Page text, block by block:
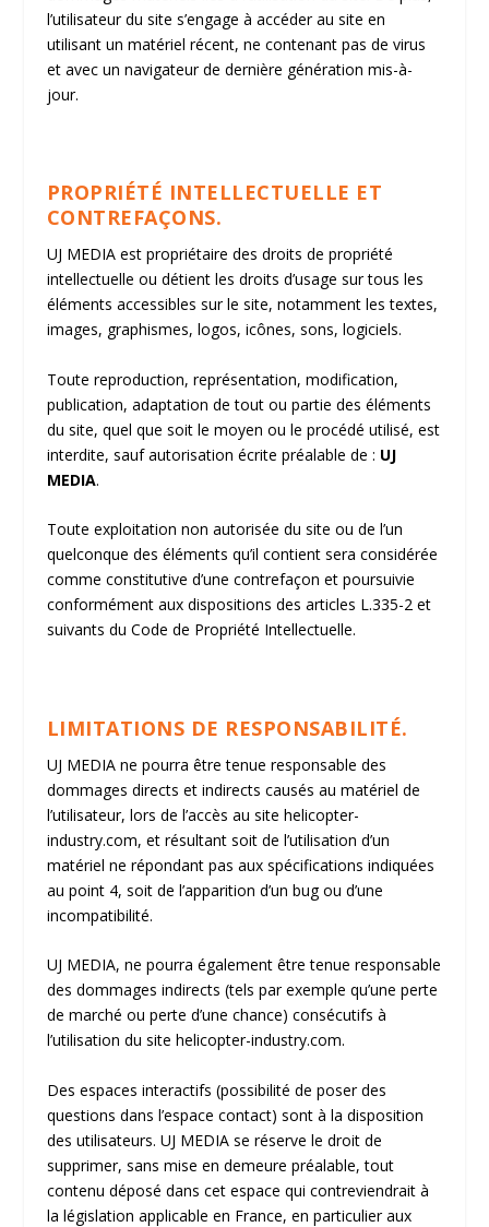
l’utilisateur du site s’engage à accéder au site en
utilisant un matériel récent, ne contenant pas de virus
et avec un navigateur de dernière génération mis-à-
jour.
PROPRIÉTÉ INTELLECTUELLE ET
CONTREFAÇONS.
UJ MEDIA est propriétaire des droits de propriété
intellectuelle ou détient les droits d’usage sur tous les
éléments accessibles sur le site, notamment les textes,
images, graphismes, logos, icônes, sons, logiciels.
Toute reproduction, représentation, modification,
publication, adaptation de tout ou partie des éléments
du site, quel que soit le moyen ou le procédé utilisé, est
interdite, sauf autorisation écrite préalable de : UJ
MEDIA.
Toute exploitation non autorisée du site ou de l’un
quelconque des éléments qu’il contient sera considérée
comme constitutive d’une contrefaçon et poursuivie
conformément aux dispositions des articles L.335-2 et
suivants du Code de Propriété Intellectuelle.
LIMITATIONS DE RESPONSABILITÉ.
UJ MEDIA ne pourra être tenue responsable des
dommages directs et indirects causés au matériel de
l’utilisateur, lors de l’accès au site helicopter-
industry.com, et résultant soit de l’utilisation d’un
matériel ne répondant pas aux spécifications indiquées
au point 4, soit de l’apparition d’un bug ou d’une
incompatibilité.
UJ MEDIA, ne pourra également être tenue responsable
des dommages indirects (tels par exemple qu’une perte
de marché ou perte d’une chance) consécutifs à
l’utilisation du site helicopter-industry.com.
Des espaces interactifs (possibilité de poser des
questions dans l’espace contact) sont à la disposition
des utilisateurs. UJ MEDIA se réserve le droit de
supprimer, sans mise en demeure préalable, tout
contenu déposé dans cet espace qui contreviendrait à
la législation applicable en France, en particulier aux